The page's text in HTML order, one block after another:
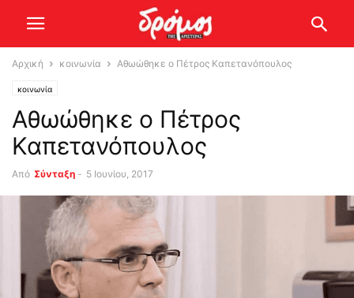
Αρχική κοινωνία Αθωώθηκε ο Πέτρος Καπετανόπουλος
κοινωνία
Αθωώθηκε ο Πέτρος
Καπετανόπουλος
Από Σύνταξη - 5 Ιουνίου, 2017